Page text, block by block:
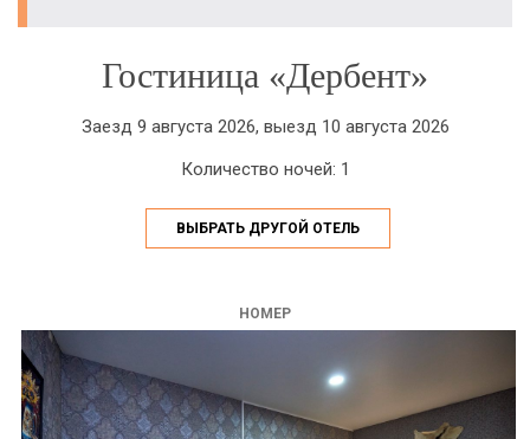
Гостиница «Дербент»
Заезд 9 августа 2026, выезд 10 августа 2026
Количество ночей: 1
ВЫБРАТЬ ДРУГОЙ ОТЕЛЬ
НОМЕР